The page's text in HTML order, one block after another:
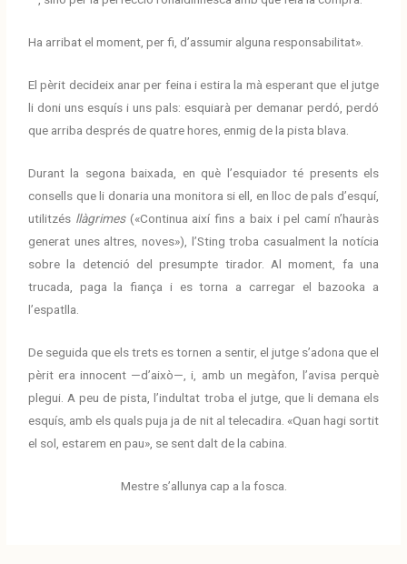
Ha arribat el moment, per fi, d’assumir alguna responsabilitat».
El pèrit decideix anar per feina i estira la mà esperant que el jutge
li doni uns esquís i uns pals: esquiarà per demanar perdó, perdó
que arriba després de quatre hores, enmig de la pista blava.
Durant la segona baixada, en què l’esquiador té presents els
consells que li donaria una monitora si ell, en lloc de pals d’esquí,
utilitzés llàgrimes(«Continua així fins a baix i pel camí n’hauràs
generat unes altres, noves»), l’Sting troba casualment la notícia
sobre la detenció del presumpte tirador. Al moment, fa una
trucada, paga la fiança i es torna a carregar el bazooka a
l’espatlla.
De seguida que els trets es tornen a sentir, el jutge s’adona que el
pèrit era innocent —d’això—, i, amb un megàfon, l’avisa perquè
plegui. A peu de pista, l’indultat troba el jutge, que li demana els
esquís, amb els quals puja ja de nit al telecadira. «Quan hagi sortit
el sol, estarem en pau», se sent dalt de la cabina.
Mestre s’allunya cap a la fosca.